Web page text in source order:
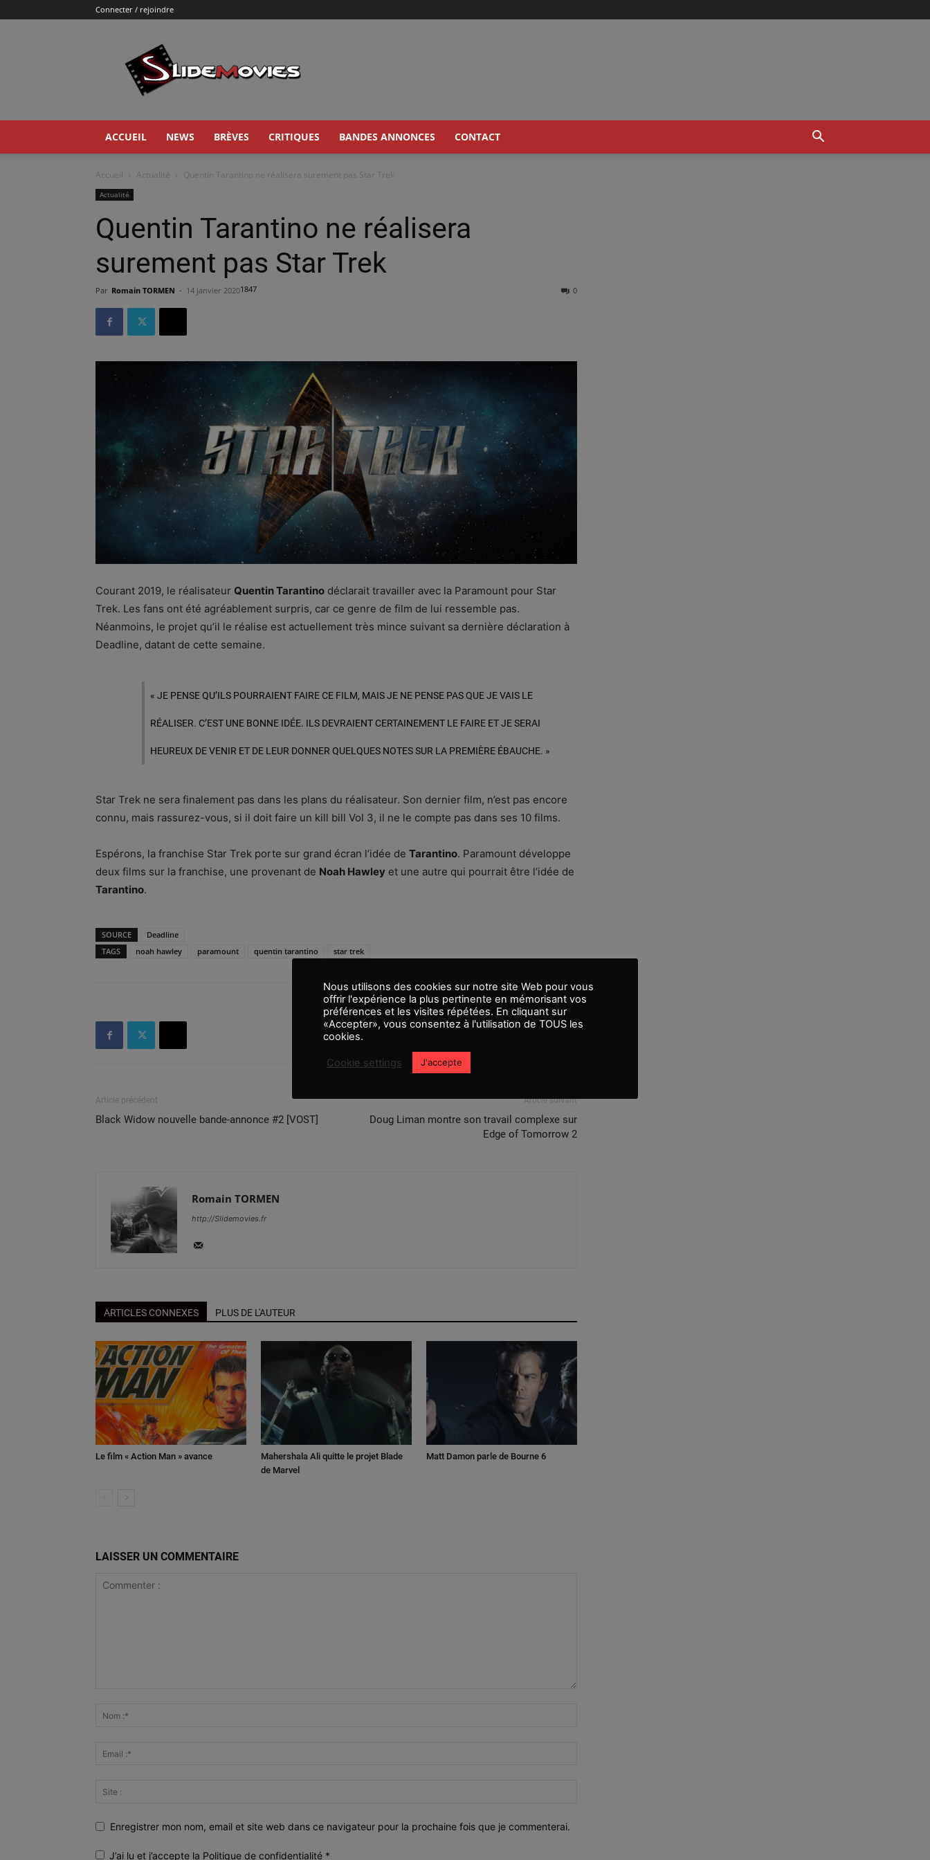
Connecter / rejoindre
ACCUEIL NEWS BRÈVES CRITIQUES BANDES ANNONCES CONTACT
Accueil Actualité Quentin Tarantino ne réalisera surement pas Star Trek
Actualité
Quentin Tarantino ne réalisera
surement pas Star Trek
Par Romain TORMEN - 14 janvier 2020 0
1847
Courant 2019, le réalisateur Quentin Tarantino déclarait travailler avec la Paramount pour Star
Trek. Les fans ont été agréablement surpris, car ce genre de film de lui ressemble pas.
Néanmoins, le projet qu’il le réalise est actuellement très mince suivant sa dernière déclaration à
Deadline, datant de cette semaine.
« JE PENSE QU’ILS POURRAIENT FAIRE CE FILM, MAIS JE NE PENSE PAS QUE JE VAIS LE
RÉALISER. C’EST UNE BONNE IDÉE. ILS DEVRAIENT CERTAINEMENT LE FAIRE ET JE SERAI
HEUREUX DE VENIR ET DE LEUR DONNER QUELQUES NOTES SUR LA PREMIÈRE ÉBAUCHE. »
Star Trek ne sera finalement pas dans les plans du réalisateur. Son dernier film, n’est pas encore
connu, mais rassurez-vous, si il doit faire un kill bill Vol 3, il ne le compte pas dans ses 10 films.
Espérons, la franchise Star Trek porte sur grand écran l’idée de Tarantino. Paramount développe
deux films sur la franchise, une provenant de Noah Hawley et une autre qui pourrait être l’idée de
Tarantino.
SOURCE
Deadline
TAGS
noah hawley paramount quentin tarantino star trek
Article précédent
Black Widow nouvelle bande-annonce #2 [VOST]
Article suivant
Doug Liman montre son travail complexe sur
Edge of Tomorrow 2
Romain TORMEN
http://Slidemovies.fr
ARTICLES CONNEXES PLUS DE L'AUTEUR
Le film « Action Man » avance
Mahershala Ali quitte le projet Blade
de Marvel
Matt Damon parle de Bourne 6
LAISSER UN COMMENTAIRE
Enregistrer mon nom, email et site web dans ce navigateur pour la prochaine fois que je commenterai.
J’ai lu et j’accepte la Politique de confidentialité *
Nous utilisons des cookies sur notre site Web pour vous
offrir l'expérience la plus pertinente en mémorisant vos
préférences et les visites répétées. En cliquant sur
«Accepter», vous consentez à l'utilisation de TOUS les
cookies.
Cookie settings J'accepte